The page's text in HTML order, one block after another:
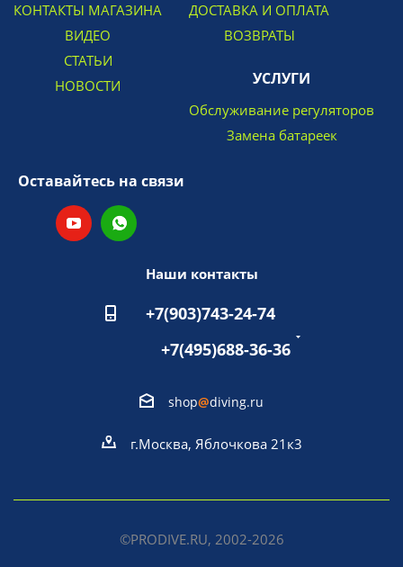
КОНТАКТЫ МАГАЗИНА
ВИДЕО
СТАТЬИ
НОВОСТИ
ДОСТАВКА И ОПЛАТА
ВОЗВРАТЫ
УСЛУГИ
Обслуживание регуляторов
Замена батареек
Оставайтесь на связи
Наши контакты
+7(903)743-24-74
+7(495)688-36-36
shop@diving.ru
г.Москва, Яблочкова 21к3
©PRODIVE.RU, 2002-2026